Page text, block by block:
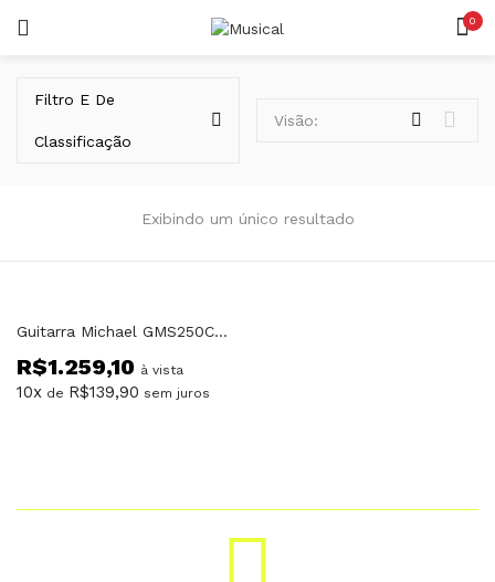
0
Exibindo um único resultado
Filtro E De
Classificação
Visão:
Guitarra Michael GMS250CR Cream Strato Com Efeitos Cream
R$1.259,10 à vista
10x de R$139,90 sem juros